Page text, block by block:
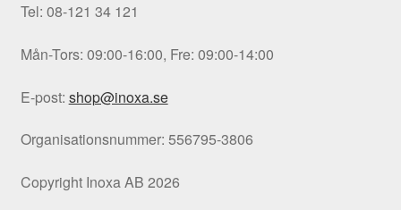
Tel: 08-121 34 121
Mån-Tors: 09:00-16:00, Fre: 09:00-14:00
E-post: shop@inoxa.se
Organisationsnummer: 556795-3806
Copyright Inoxa AB 2026